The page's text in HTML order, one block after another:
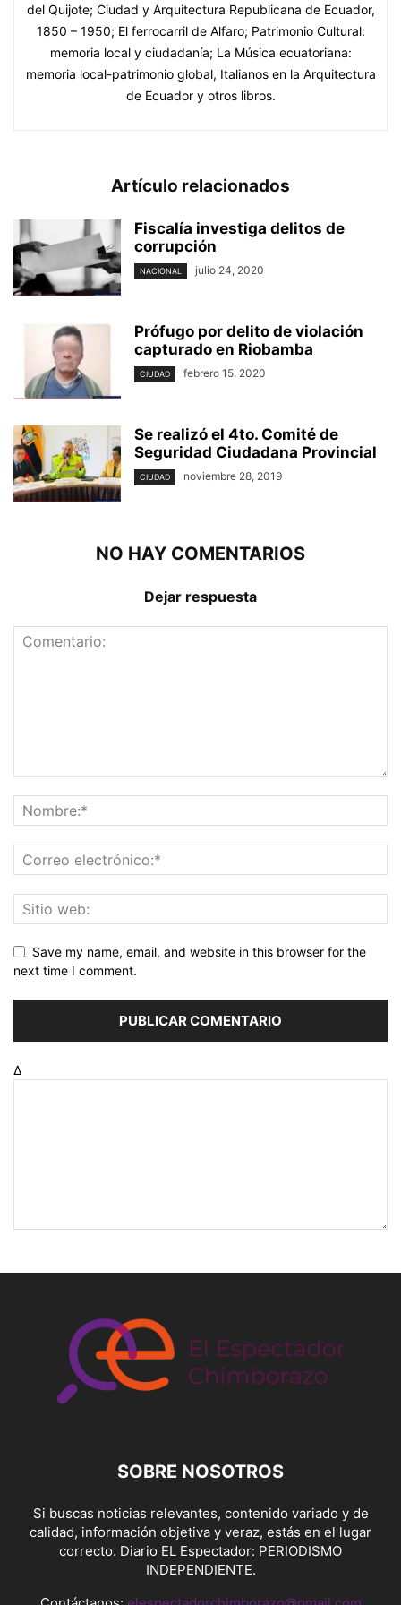
del Quijote; Ciudad y Arquitectura Republicana de Ecuador,
1850 – 1950; El ferrocarril de Alfaro; Patrimonio Cultural:
memoria local y ciudadanía; La Música ecuatoriana:
memoria local-patrimonio global, Italianos en la Arquitectura
de Ecuador y otros libros.
Artículo relacionados
Fiscalía investiga delitos de
corrupción
NACIONAL julio 24, 2020
Prófugo por delito de violación
capturado en Riobamba
CIUDAD febrero 15, 2020
Se realizó el 4to. Comité de
Seguridad Ciudadana Provincial
CIUDAD noviembre 28, 2019
NO HAY COMENTARIOS
Dejar respuesta
Save my name, email, and website in this browser for the
next time I comment.
Δ
SOBRE NOSOTROS
Si buscas noticias relevantes, contenido variado y de
calidad, información objetiva y veraz, estás en el lugar
correcto. Diario EL Espectador: PERIODISMO
INDEPENDIENTE.